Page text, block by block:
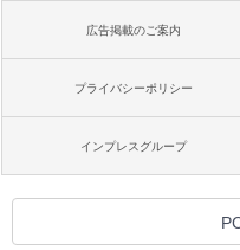
広告掲載のご案内
プライバシーポリシー
インプレスグループ